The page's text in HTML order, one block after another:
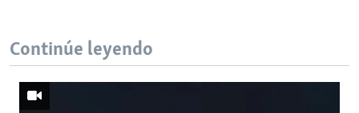
Continúe leyendo